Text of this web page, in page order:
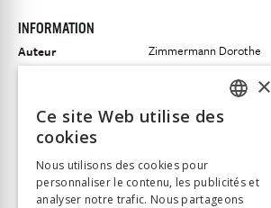
INFORMATION
Auteur
Zimmermann Dorothe
Langue
Deutsch
Nombre de pages
Parution
23 avr. 2019
DOI
10.33057/chronos.1510
ITALIAN
×
Ce site Web utilise des
cookies
Nous utilisons des cookies pour
personnaliser le contenu, les publicités et
analyser notre trafic. Nous partageons